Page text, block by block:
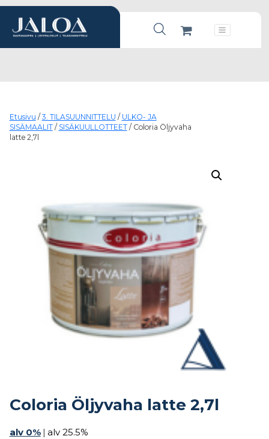
Products search
Päävalikko
Etusivu / 3. TILASUUNNITTELU / ULKO- JA
SISÄMAALIT/ SISÄKUULLOTTEET/ Coloria Öljyvaha
latte 2,7l
Coloria Öljyvaha latte 2,7l
alv 0% | alv 25.5%